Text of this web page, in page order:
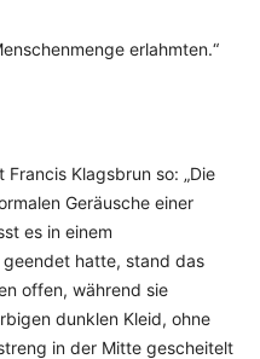
erlahmten.“
Klagsbrun so: „Die
Geräusche einer
es in einem
geendet hatte, stand das
offen, während sie
dunklen Kleid, ohne
in der Mitte gescheitelt